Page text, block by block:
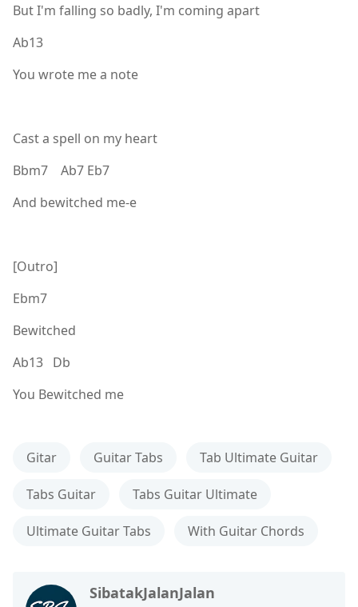
But I'm falling so badly, I'm coming apart
Ab13
You wrote me a notе
Cast a spell on my heart
Bbm7 Ab7 Eb7
And bewitched me-e
[Outro]
Ebm7
Bewitched
Ab13 Db
You Bewitched me
Gitar Guitar Tabs Tab Ultimate Guitar
Tabs Guitar Tabs Guitar Ultimate
Ultimate Guitar Tabs With Guitar Chords
SibatakJalanJalan